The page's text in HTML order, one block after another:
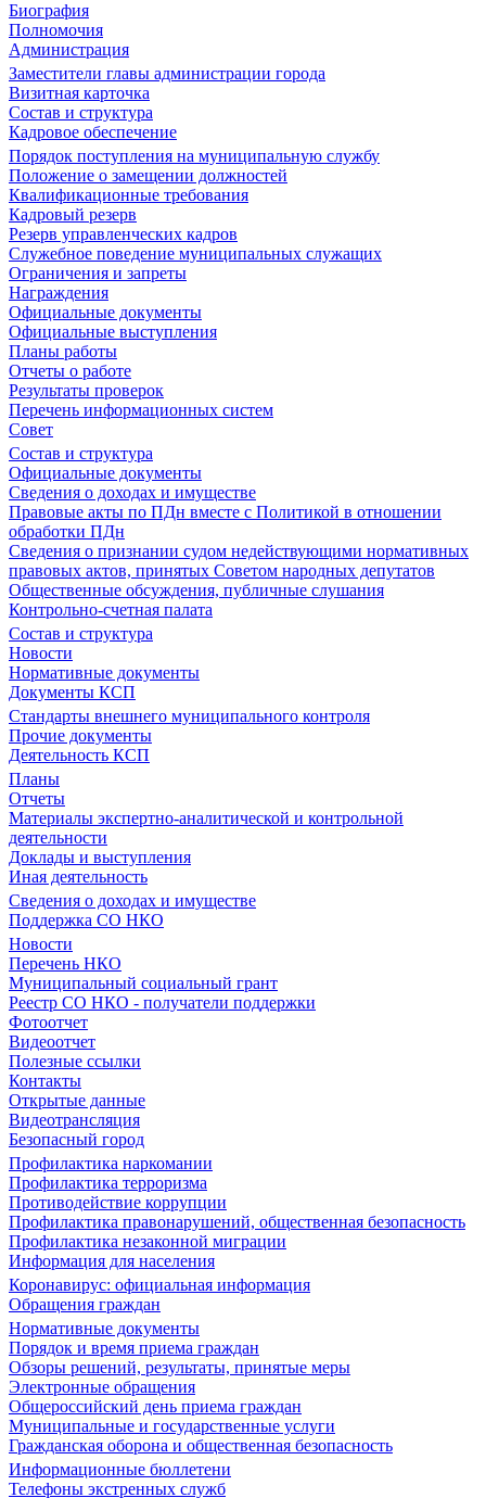
Биография
Полномочия
Администрация
Заместители главы администрации города
Визитная карточка
Состав и структура
Кадровое обеспечение
Порядок поступления на муниципальную службу
Положение о замещении должностей
Квалификационные требования
Кадровый резерв
Резерв управленческих кадров
Служебное поведение муниципальных служащих
Ограничения и запреты
Награждения
Официальные документы
Официальные выступления
Планы работы
Отчеты о работе
Результаты проверок
Перечень информационных систем
Совет
Состав и структура
Официальные документы
Сведения о доходах и имуществе
Правовые акты по ПДн вместе с Политикой в отношении
обработки ПДн
Сведения о признании судом недействующими нормативных
правовых актов, принятых Советом народных депутатов
Общественные обсуждения, публичные слушания
Контрольно-счетная палата
Состав и структура
Новости
Нормативные документы
Документы КСП
Стандарты внешнего муниципального контроля
Прочие документы
Деятельность КСП
Планы
Отчеты
Материалы экспертно-аналитической и контрольной
деятельности
Доклады и выступления
Иная деятельность
Сведения о доходах и имуществе
Поддержка СО НКО
Новости
Перечень НКО
Муниципальный социальный грант
Реестр СО НКО - получатели поддержки
Фотоотчет
Видеоотчет
Полезные ссылки
Контакты
Открытые данные
Видеотрансляция
Безопасный город
Профилактика наркомании
Профилактика терроризма
Противодействие коррупции
Профилактика правонарушений, общественная безопасность
Профилактика незаконной миграции
Информация для населения
Коронавирус: официальная информация
Обращения граждан
Нормативные документы
Порядок и время приема граждан
Обзоры решений, результаты, принятые меры
Электронные обращения
Общероссийский день приема граждан
Муниципальные и государственные услуги
Гражданская оборона и общественная безопасность
Информационные бюллетени
Телефоны экстренных служб